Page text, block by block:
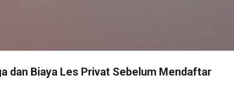
dan Biaya Les Privat Sebelum Mendaftar